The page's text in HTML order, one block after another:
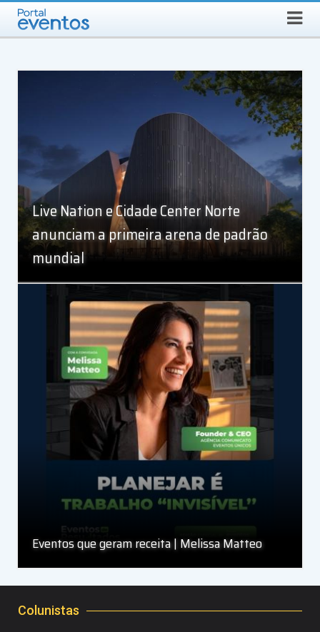
Select Language ▼
Live Nation e Cidade Center Norte
anunciam a primeira arena de padrão
mundial
Eventos que geram receita | Melissa Matteo
Colunistas